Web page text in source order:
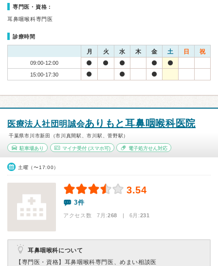
専門医・資格：
耳鼻咽喉科専門医
診療時間
月 火 水 木 金 土 日 祝
09:00-12:00
15:00-17:30
医療法人社団明誠会ありもと耳鼻咽喉科医院
千葉県市川市新田（市川真間駅、市川駅、菅野駅）
駐車場あり マイナ受付(スマホ可) 電子処方せん対応
土曜（〜17:00）
3.54
3件
アクセス数 7月:268 | 6月:231
耳鼻咽喉科について
【専門医・資格】 耳鼻咽喉科専門医、めまい相談医